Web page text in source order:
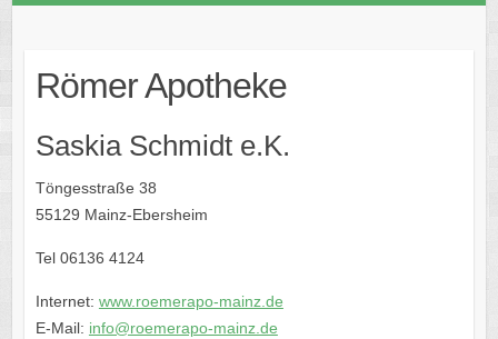
Römer Apotheke
Saskia Schmidt e.K.
Töngesstraße 38
55129 Mainz-Ebersheim
Tel 06136 4124
Internet: www.roemerapo-mainz.de
E-Mail: info@roemerapo-mainz.de